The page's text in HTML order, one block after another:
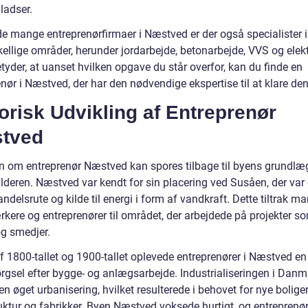
mange entreprenørfirmaer i Næstved er der også specialister
områder, herunder jordarbejde, betonarbejde, VVS og
at uanset hvilken opgave du står overfor, kan du finde en
i Næstved, der har den nødvendige ekspertise til at klare
Udvikling af Entreprenør
om entreprenør Næstved kan spores tilbage til byens
Næstved var kendt for sin placering ved Susåen, der var
og kilde til energi i form af vandkraft. Dette tiltrak
og entreprenører til området, der arbejdede på projekter
smedjer.
1800-tallet og 1900-tallet oplevede entreprenører i Næstved
efter bygge- og anlægsarbejde. Industrialiseringen i
øget urbanisering, hvilket resulterede i behovet for nye